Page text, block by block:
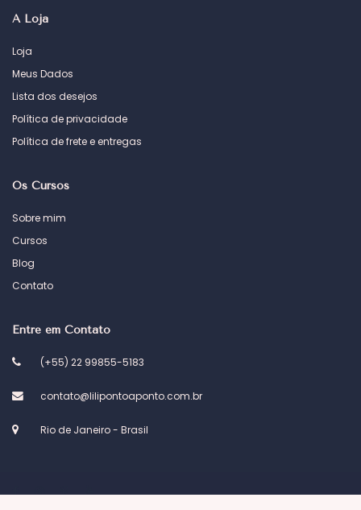
A Loja
Loja
Meus Dados
Lista dos desejos
Política de privacidade
Política de frete e entregas
Os Cursos
Sobre mim
Cursos
Blog
Contato
Entre em Contato
(+55) 22 99855-5183
contato@lilipontoaponto.com.br
Rio de Janeiro - Brasil